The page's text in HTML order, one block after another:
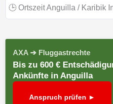
🕒 Ortszeit Anguilla / Karibik
AXA ➔ Fluggastrechte
Bis zu 600 €
Ankünfte in Anguilla
Anspruch prüfen ►